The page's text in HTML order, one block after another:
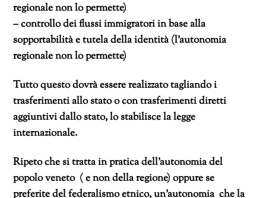
regionale non lo permette)
– controllo dei flussi immigratori in base alla
sopportabilità e tutela della identità (l’autonomia
regionale non lo permette)
Tutto questo dovrà essere realizzato tagliando i
trasferimenti allo stato o con trasferimenti diretti
aggiuntivi dallo stato, lo stabilisce la legge
internazionale.
Ripeto che si tratta in pratica dell’autonomia del
popolo veneto ( e non della regione) oppure se
preferite delfederalismo etnico, un’autonomia che la